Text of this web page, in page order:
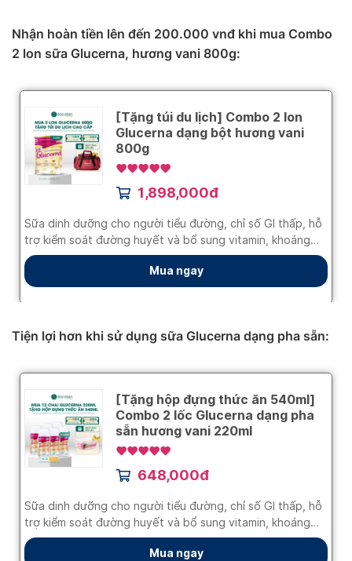
Nhận hoàn tiền lên đến 200.000 vnđ khi mua Combo
2 lon sữa Glucerna, hương vani 800g:
Tiện lợi hơn khi sử dụng sữa Glucerna dạng pha sẵn: